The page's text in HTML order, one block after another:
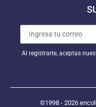
Al registrarte, aceptas
©1998 - 2026